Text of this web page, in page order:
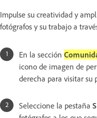
Impulse su creatividad y
fotógrafos y su trabajo a
En la sección
icono de imagen de
derecha para visitar su
Seleccione la pestaña